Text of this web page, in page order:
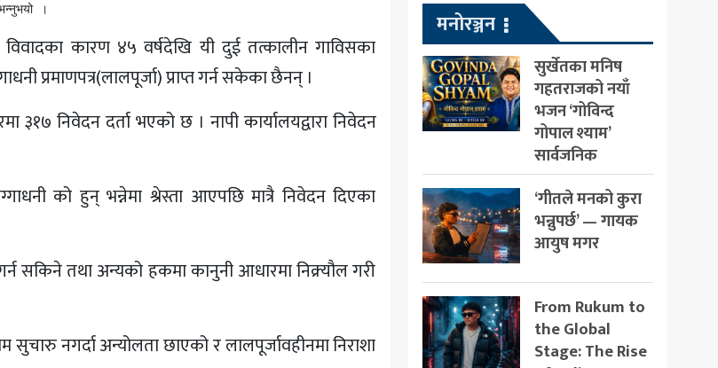
।
कारण ४५ वर्षदेखि यी दुई तत्कालीन गाविसका
प्रमाणपत्र(लालपूर्जा) प्राप्त गर्न सकेका छैनन् ।
३१७ निवेदन दर्ता भएको छ । नापी कार्यालयद्वारा निवेदन
को हुन् भन्नेमा श्रेस्ता आएपछि मात्रै निवेदन दिएका
सकिने तथा अन्यको हकमा कानुनी आधारमा निक्र्यौल गरी
नगर्दा अन्योलता छाएको र लालपूर्जावहीनमा निराशा
मनोरञ्जन
सुर्खेतका मनिष
गहतराजको नयाँ
भजन ‘गोविन्द
गोपाल श्याम’
सार्वजनिक
‘गीतले मनको कुरा
भन्नुपर्छ’ — गायक
आयुष मगर
From Rukum to
the Global
Stage: The Rise